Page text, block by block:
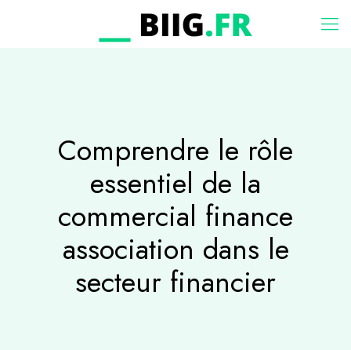
Comprendre le rôle
essentiel de la
commercial finance
association dans le
secteur financier